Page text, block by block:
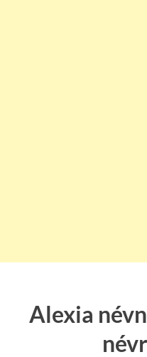
Alexia